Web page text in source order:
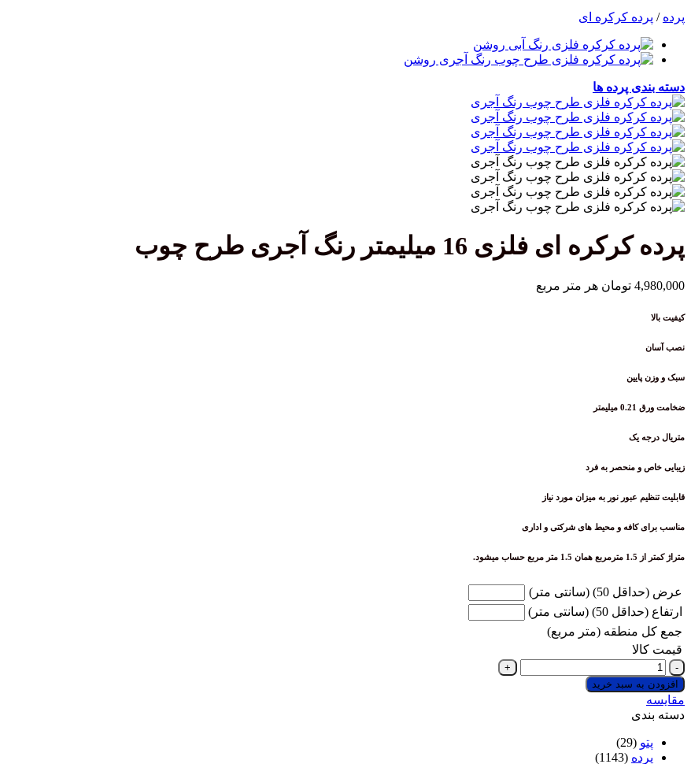
پرده / پرده کرکره ای
دسته بندی پرده ها
پرده کرکره ای فلزی 16 میلیمتر رنگ آجری طرح چوب
4,980,000 تومان هر متر مربع
کیفیت بالا
نصب آسان
سبک و وزن پایین
ضخامت ورق 0.21 میلیمتر
متریال درجه یک
زیبایی خاص و منحصر به فرد
قابلیت تنظیم عبور نور به میزان مورد نیاز
مناسب برای کافه و محیط های شرکتی و اداری
متراژ کمتر از 1.5 مترمربع همان 1.5 متر مربع حساب میشود.
عرض (حداقل 50) (سانتی متر)
ارتفاع (حداقل 50) (سانتی متر)
جمع کل منطقه (متر مربع)
قیمت کالا
پرده
کرکره
ای
فلزی
میلیمتر
رنگ
افزودن به سبد خرید
مقایسه
دسته بندی
پتو (29)
پرده (1143)